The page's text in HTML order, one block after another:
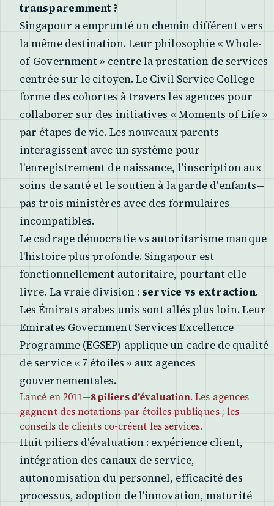
transparemment ?
Singapour a emprunté un chemin différent vers
la même destination. Leur philosophie « Whole-
of-Government » centre la prestation de services
centrée sur le citoyen. Le Civil Service College
forme des cohortes à travers les agences pour
collaborer sur des initiatives « Moments of Life »
par étapes de vie. Les nouveaux parents
interagissent avec un système pour
l'enregistrement de naissance, l'inscription aux
soins de santé et le soutien à la garde d'enfants—
pas trois ministères avec des formulaires
incompatibles.
Le cadrage démocratie vs autoritarisme manque
l'histoire plus profonde. Singapour est
fonctionnellement autoritaire, pourtant elle
livre. La vraie division : service vs extraction.
Les Émirats arabes unis sont allés plus loin. Leur
Emirates Government Services Excellence
Programme (EGSEP) applique un cadre de qualité
de service « 7 étoiles » aux agences
gouvernementales.
Lancé en 2011—8 piliers d'évaluation. Les agences
gagnent des notations par étoiles publiques ; les
conseils de clients co-créent les services.
Huit piliers d'évaluation : expérience client,
intégration des canaux de service,
autonomisation du personnel, efficacité des
processus, adoption de l'innovation, maturité